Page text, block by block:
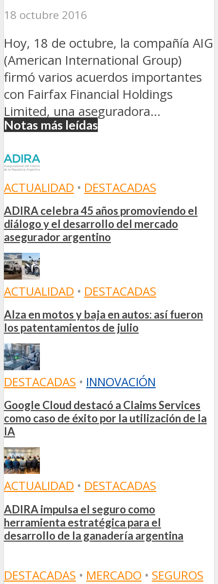
18 octubre 2016
Hoy, 18 de octubre, la compañía AIG
(American International Group)
firmó varios acuerdos importantes
con Fairfax Financial Holdings
Limited, una aseguradora...
Notas más leídas
ACTUALIDAD • DESTACADAS
ADIRA celebra 45 años promoviendo el
diálogo y el desarrollo del mercado
asegurador argentino
ACTUALIDAD • DESTACADAS
Alza en motos y baja en autos: así fueron
los patentamientos de julio
DESTACADAS • INNOVACIÓN
Google Cloud destacó a Claims Services
como caso de éxito por la utilización de la
IA
ACTUALIDAD • DESTACADAS
ADIRA impulsa el seguro como
herramienta estratégica para el
desarrollo de la ganadería argentina
DESTACADAS • MERCADO • SEGUROS